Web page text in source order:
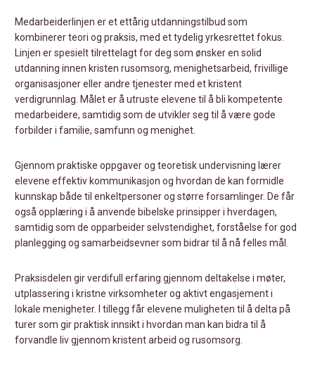
Medarbeiderlinjen er et ettårig utdanningstilbud som
kombinerer teori og praksis, med et tydelig yrkesrettet fokus.
Linjen er spesielt tilrettelagt for deg som ønsker en solid
utdanning innen kristen rusomsorg, menighetsarbeid, frivillige
organisasjoner eller andre tjenester med et kristent
verdigrunnlag. Målet er å utruste elevene til å bli kompetente
medarbeidere, samtidig som de utvikler seg til å være gode
forbilder i familie, samfunn og menighet.
Gjennom praktiske oppgaver og teoretisk undervisning lærer
elevene effektiv kommunikasjon og hvordan de kan formidle
kunnskap både til enkeltpersoner og større forsamlinger. De får
også opplæring i å anvende bibelske prinsipper i hverdagen,
samtidig som de opparbeider selvstendighet, forståelse for god
planlegging og samarbeidsevner som bidrar til å nå felles mål.
Praksisdelen gir verdifull erfaring gjennom deltakelse i møter,
utplassering i kristne virksomheter og aktivt engasjement i
lokale menigheter. I tillegg får elevene muligheten til å delta på
turer som gir praktisk innsikt i hvordan man kan bidra til å
forvandle liv gjennom kristent arbeid og rusomsorg.